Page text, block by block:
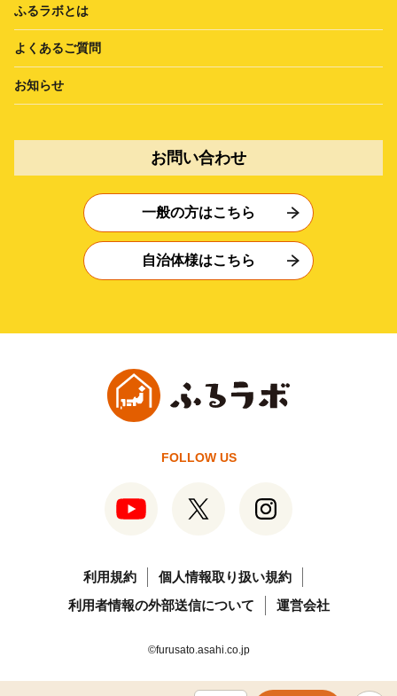
ふるラボとは
よくあるご質問
お知らせ
お問い合わせ
一般の方はこちら
自治体様はこちら
FOLLOW US
利用規約
個人情報取り扱い規約
利用者情報の外部送信について
運営会社
©furusato.asahi.co.jp